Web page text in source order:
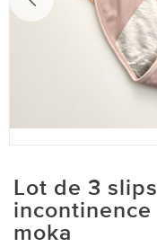
Lot de 3
moka